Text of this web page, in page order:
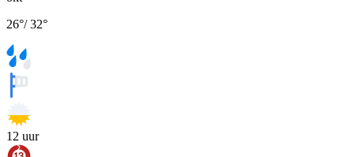
26°/32°
12 uur